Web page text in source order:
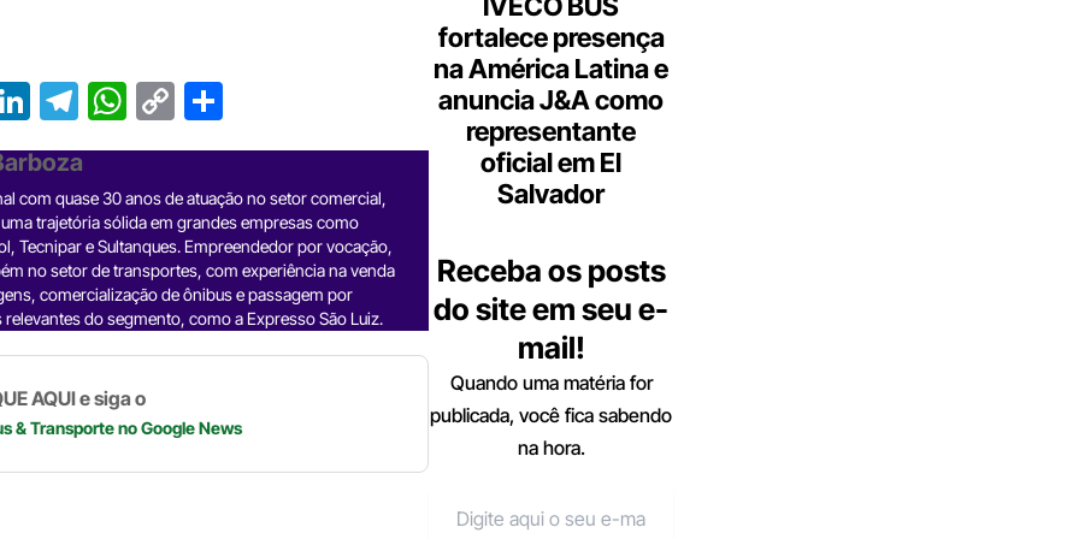
Li
n
ke
dI
n
T
el
e
gr
a
m
W
h
s
A
p
p
C
o
y
Li
n
k
h
e
com quase 30 anos de atuação no setor comercial,
trajetória sólida em grandes empresas como
Tecnipar e Sultanques. Empreendedor por vocação,
no setor de transportes, com experiência na venda
comercialização de ônibus e passagem por
relevantes do segmento, como a Expresso São Luiz.
AQUI e siga o
& Transporteno Google News
fortalece presença
na América Latina e
anuncia J&A como
representante
oficial em El
Salvador
Receba os posts
do site em seu e-
mail!
Quando uma matéria for
publicada, você fica sabendo
na hora.